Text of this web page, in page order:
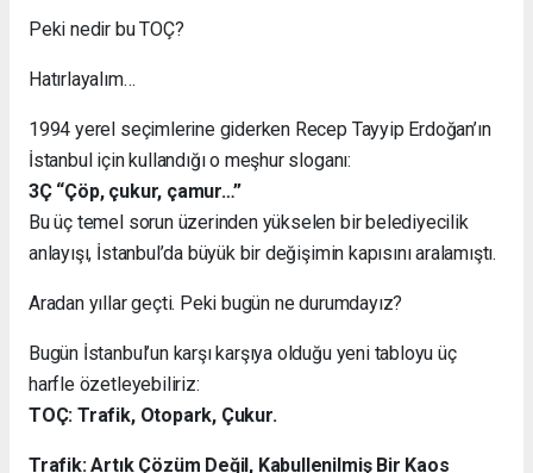
Peki nedir bu TOÇ?
Hatırlayalım…
1994 yerel seçimlerine giderken Recep Tayyip Erdoğan’ın
İstanbul için kullandığı o meşhur sloganı:
3Ç “Çöp, çukur, çamur…”
Bu üç temel sorun üzerinden yükselen bir belediyecilik
anlayışı, İstanbul’da büyük bir değişimin kapısını aralamıştı.
Aradan yıllar geçti. Peki bugün ne durumdayız?
Bugün İstanbul’un karşı karşıya olduğu yeni tabloyu üç
harfle özetleyebiliriz:
TOÇ: Trafik, Otopark, Çukur.
Trafik: Artık Çözüm Değil, Kabullenilmiş Bir Kaos